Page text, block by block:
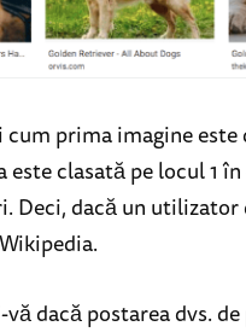
cum prima imagine
este clasată pe locul 1
Deci, dacă un
dacă postarea dvs.